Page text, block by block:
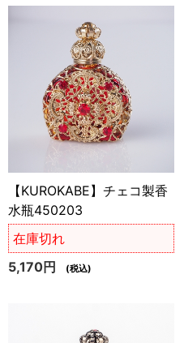
【KUROKABE】チェコ製香
水瓶450203
在庫切れ
5,170円
(税込)